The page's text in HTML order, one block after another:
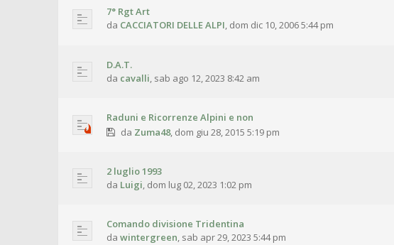
7° Rgt Art
da CACCIATORI DELLE ALPI, dom dic 10, 2006 5:44 pm
D.A.T.
da cavalli, sab ago 12, 2023 8:42 am
Raduni e Ricorrenze Alpini e non
da Zuma48, dom giu 28, 2015 5:19 pm
2 luglio 1993
da Luigi, dom lug 02, 2023 1:02 pm
Comando divisione Tridentina
da wintergreen, sab apr 29, 2023 5:44 pm